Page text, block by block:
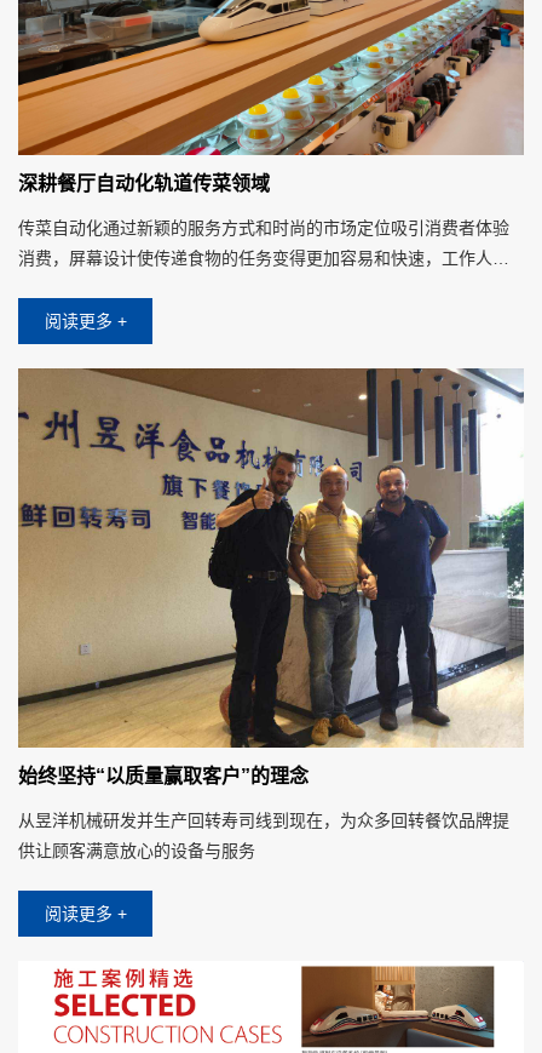
深耕餐厅自动化轨道传菜领域
传菜自动化通过新颖的服务方式和时尚的市场定位吸引消费者体验
消费，屏幕设计使传递食物的任务变得更加容易和快速，工作人员
要其他操作设置
阅读更多 +
始终坚持“以质量赢取客户”的理念
从昱洋机械研发并生产回转寿司线到现在，为众多回转餐饮品牌提
供让顾客满意放心的设备与服务
阅读更多 +